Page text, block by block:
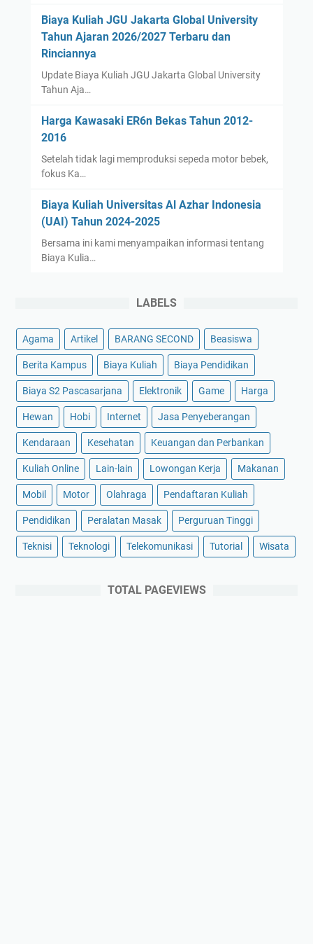
Biaya Kuliah JGU Jakarta Global University
Tahun Ajaran 2026/2027 Terbaru dan
Rinciannya
Update Biaya Kuliah JGU Jakarta Global University
Tahun Aja…
Harga Kawasaki ER6n Bekas Tahun 2012-
2016
Setelah tidak lagi memproduksi sepeda motor bebek,
fokus Ka…
Biaya Kuliah Universitas Al Azhar Indonesia
(UAI) Tahun 2024-2025
Bersama ini kami menyampaikan informasi tentang
Biaya Kulia…
LABELS
Agama Artikel BARANG SECOND Beasiswa
Berita Kampus Biaya Kuliah Biaya Pendidikan
Biaya S2 Pascasarjana Elektronik Game Harga
Hewan Hobi Internet Jasa Penyeberangan
Kendaraan Kesehatan Keuangan dan Perbankan
Kuliah Online Lain-lain Lowongan Kerja Makanan
Mobil Motor Olahraga Pendaftaran Kuliah
Pendidikan Peralatan Masak Perguruan Tinggi
Teknisi Teknologi Telekomunikasi Tutorial Wisata
TOTAL PAGEVIEWS